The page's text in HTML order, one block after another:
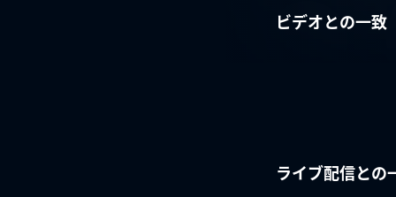
ビデオとの一致
ライブ配信との